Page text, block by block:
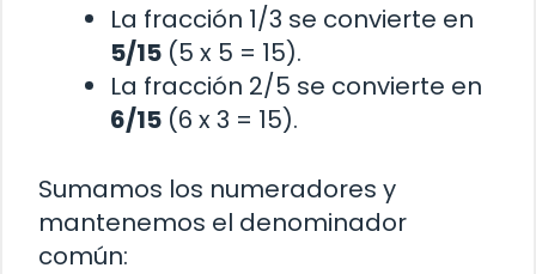
La fracción 1/3 se convierte en
5/15 (5 x 5 = 15).
La fracción 2/5 se convierte en
6/15 (6 x 3 = 15).
Sumamos los numeradores y
mantenemos el denominador
común: